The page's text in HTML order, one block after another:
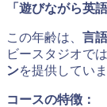
「遊びながら英
この年齢は、 言
ビースタジオで
ンを提供していま
コースの特徴：